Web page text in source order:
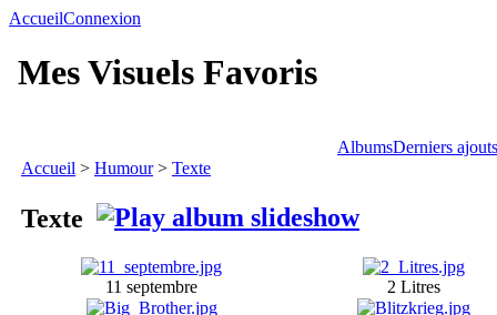
AccueilConnexion
Mes Visuels Favoris
AlbumsDerniers ajouts
Accueil > Humour> Texte
Texte
11 septembre 2 Litres